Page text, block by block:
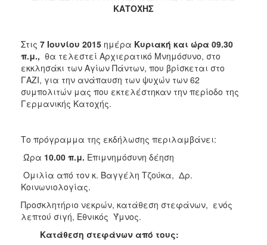
ΠΟΛΙΤΙΣΜΟΣ
ΑΝΘΕΚΤΙΚΗ
ΠΟΛΗ
ΚΑΤΟΧΗΣ
Στις 7 Ιουνίου 2015 ημέρα Κυριακή και ώρα 09.30
π.μ., θα τελεστεί Αρχιερατικό Μνημόσυνο, στο
εκκλησάκι των Αγίων Πάντων, που βρίσκεται στο
ΓΑΖΙ, για την ανάπαυση των ψυχών των 62
συμπολιτών μας που εκτελέστηκαν την περίοδο της
Γερμανικής Κατοχής.
Το πρόγραμμα της εκδήλωσης περιλαμβάνει:
Ώρα 10.00 π.μ. Επιμνημόσυνη δέηση
Ομιλία από τον κ. Βαγγέλη Τζούκα, Δρ.
Κοινωνιολογίας.
Προσκλητήριο νεκρών, κατάθεση στεφάνων, ενός
λεπτού σιγή, Εθνικός Ύμνος.
Κατάθεση στεφάνων από τους: